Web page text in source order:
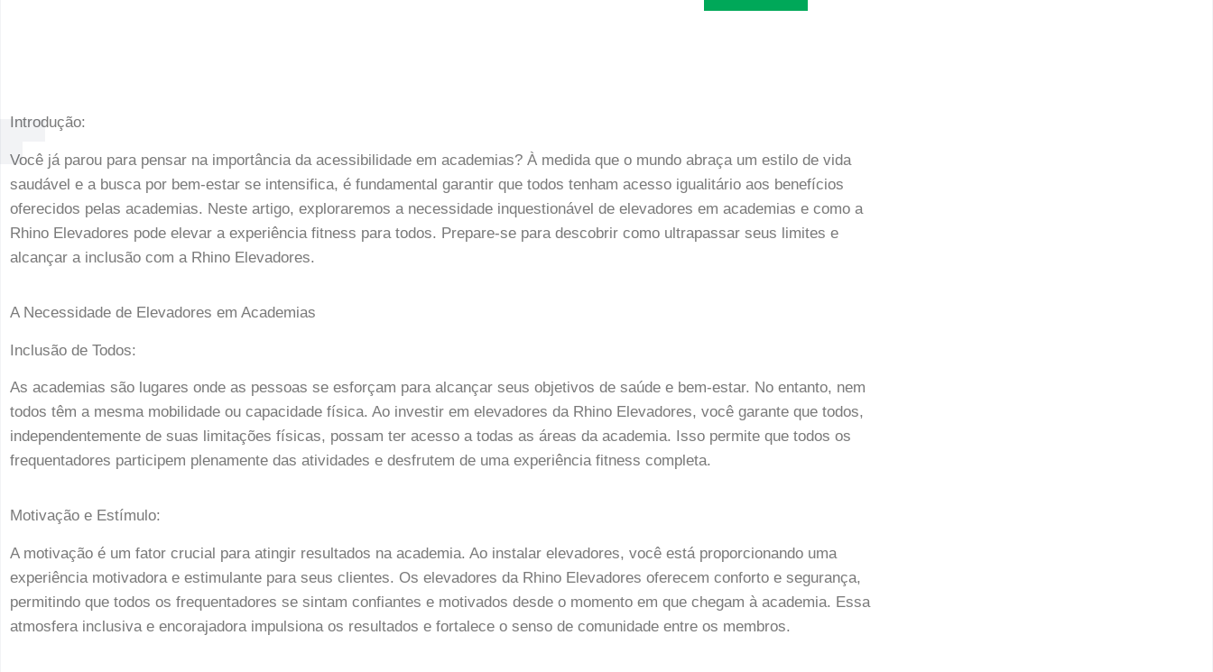
Introdução:
Você já parou para pensar na importância da acessibilidade em academias? À medida que o mundo abraça um estilo de vida
saudável e a busca por bem-estar se intensifica, é fundamental garantir que todos tenham acesso igualitário aos benefícios
oferecidos pelas academias. Neste artigo, exploraremos a necessidade inquestionável de elevadores em academias e como a
Rhino Elevadores pode elevar a experiência fitness para todos. Prepare-se para descobrir como ultrapassar seus limites e
alcançar a inclusão com a Rhino Elevadores.
A Necessidade de Elevadores em Academias
Inclusão de Todos:
As academias são lugares onde as pessoas se esforçam para alcançar seus objetivos de saúde e bem-estar. No entanto, nem
todos têm a mesma mobilidade ou capacidade física. Ao investir em elevadores da Rhino Elevadores, você garante que todos,
independentemente de suas limitações físicas, possam ter acesso a todas as áreas da academia. Isso permite que todos os
frequentadores participem plenamente das atividades e desfrutem de uma experiência fitness completa.
Motivação e Estímulo:
A motivação é um fator crucial para atingir resultados na academia. Ao instalar elevadores, você está proporcionando uma
experiência motivadora e estimulante para seus clientes. Os elevadores da Rhino Elevadores oferecem conforto e segurança,
permitindo que todos os frequentadores se sintam confiantes e motivados desde o momento em que chegam à academia. Essa
atmosfera inclusiva e encorajadora impulsiona os resultados e fortalece o senso de comunidade entre os membros.